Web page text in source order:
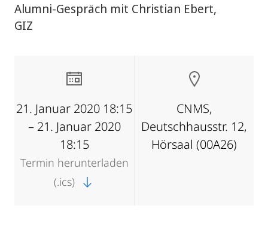
Alumni-Gespräch mit Christian Ebert,
GIZ
21. Januar 2020 18:15
– 21. Januar 2020
18:15
Termin herunterladen
(.ics)
CNMS,
Deutschhausstr. 12,
Hörsaal (00A26)